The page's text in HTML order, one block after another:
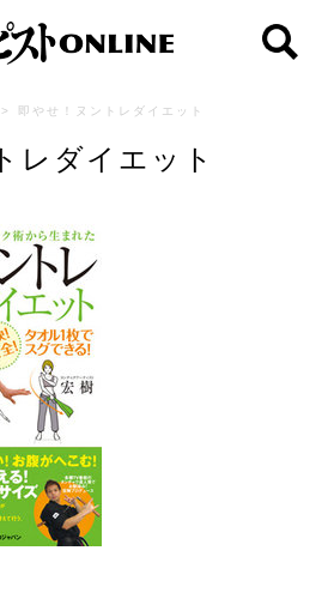
> 即やせ！ヌントレダイエット
レダイエット